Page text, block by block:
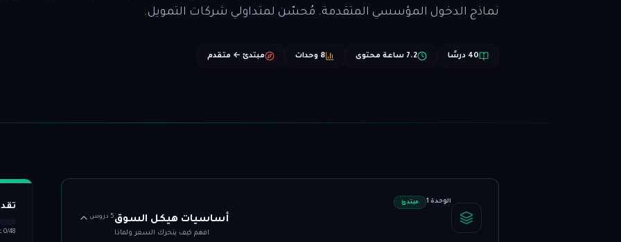
نماذج الدخول المؤسسي المتقدمة. مُحسّن لمتداولي شركات التمويل.
40 درسًا 7.2 ساعة محتوى 8 وحدات مبتدئ ← متقدم
الوحدة 1 مبتدئ
أساسيات هيكل السوق
افهم كيف يتحرك السعر ولماذا
5 دروس
0/48 عنصر مكتمل